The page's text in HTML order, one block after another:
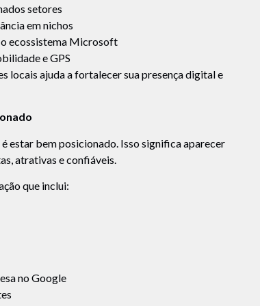
setores
em nichos
o ecossistema Microsoft
e GPS
locais ajuda a fortalecer sua presença digital e
estar bem posicionado. Isso significa aparecer
atrativas e confiáveis.
que inclui:
no Google